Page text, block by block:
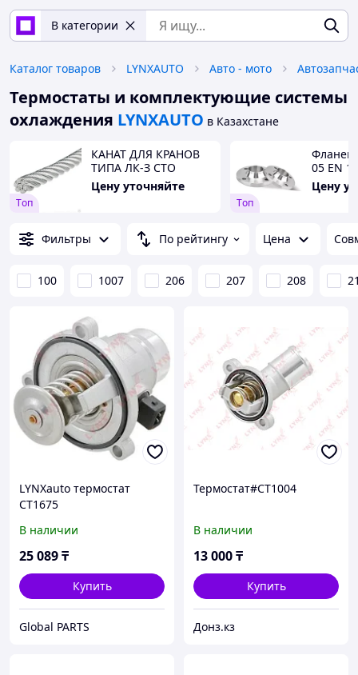
В категории
Каталог товаров LYNXAUTO Авто - мото
Термостаты и комплектующие системы
охлаждения LYNXAUTO в Казахстане
Tоп
КАНАТ ДЛЯ КРАНОВ
ТИПА ЛК-З СТО
71915393-ТУ 059-2008
Цену уточняйте
Tоп
Фланец
05 EN
Цену
Фильтры По рейтингу Цена
100 1007 206 207 208
LYNXauto термостат
CT1675
В наличии
25 089₸
Купить
Global PARTS
Термостат#CT1004
В наличии
13 000₸
Купить
Донз.кз